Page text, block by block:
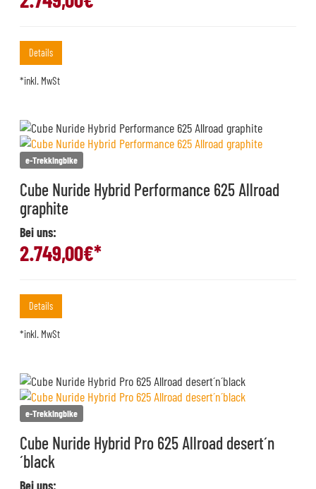
Details
*inkl. MwSt
e-Trekkingbike
Cube Nuride Hybrid Performance 625 Allroad
graphite
Bei uns:
2.749,00€*
Details
*inkl. MwSt
e-Trekkingbike
Cube Nuride Hybrid Pro 625 Allroad desert´n
´black
Bei uns: